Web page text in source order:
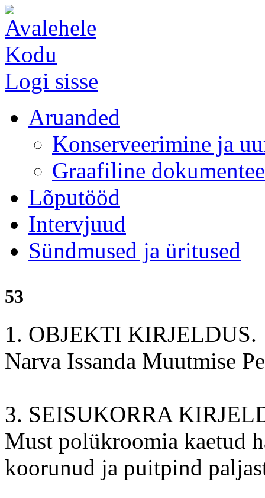
Kodu
Logi sisse
Aruanded
Konserveerimine ja
Graafiline
Lõputööd
Intervjuud
Sündmused ja üritused
53
1. OBJEKTI KIRJELDUS.
Narva Issanda Muutmise
3. SEISUKORRA
Must polükroomia kaetud
koorunud ja puitpind